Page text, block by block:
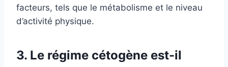
facteurs, tels que le métabolisme et le niveau
d’activité physique.
3. Le régime cétogène est-il